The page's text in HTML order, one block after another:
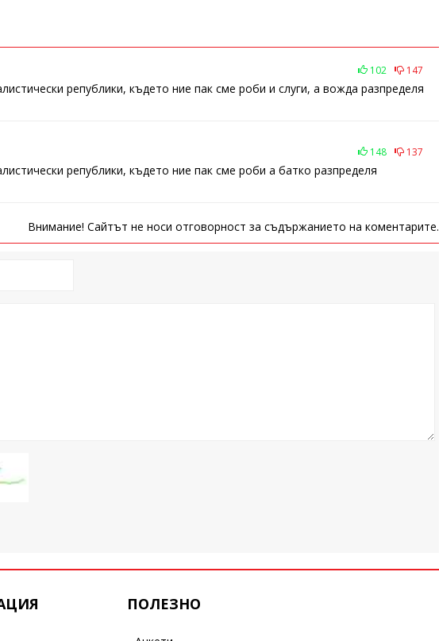
102 147
републики, където ние пак сме роби и слуги, а вожда разпределя
148 137
републики, където ние пак сме роби а батко разпределя
Внимание! Сайтът не носи отговорност за съдържанието на коментарите.
ПОЛЕЗНО